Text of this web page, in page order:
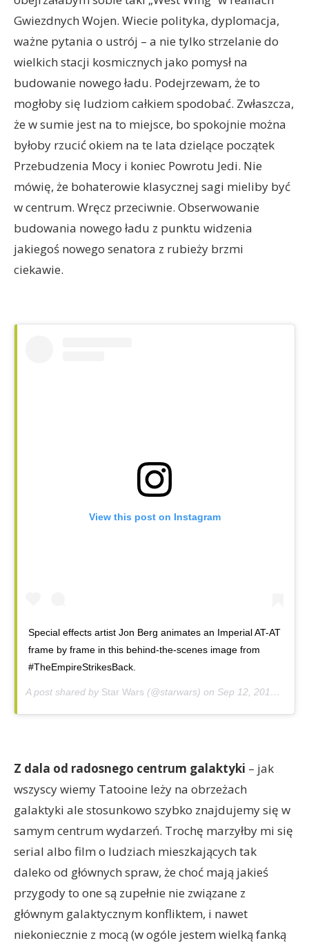
Gwiezdnych Wojen. Wiecie polityka, dyplomacja,
ważne pytania o ustrój – a nie tylko strzelanie do
wielkich stacji kosmicznych jako pomysł na
budowanie nowego ładu. Podejrzewam, że to
mogłoby się ludziom całkiem spodobać. Zwłaszcza,
że w sumie jest na to miejsce, bo spokojnie można
byłoby rzucić okiem na te lata dzielące początek
Przebudzenia Mocy i koniec Powrotu Jedi. Nie
mówię, że bohaterowie klasycznej sagi mieliby być
w centrum. Wręcz przeciwnie. Obserwowanie
budowania nowego ładu z punktu widzenia
jakiegoś nowego senatora z rubieży brzmi
ciekawie.
View this post on Instagram
Special effects artist Jon Berg animates an Imperial AT-AT
frame by frame in this behind-the-scenes image from
#TheEmpireStrikesBack.
A post shared by Star Wars (@starwars) on Sep 12, 2019 at 8:00am PDT
Z dala od radosnego centrum galaktyki – jak
wszyscy wiemy Tatooine leży na obrzeżach
galaktyki ale stosunkowo szybko znajdujemy się w
samym centrum wydarzeń. Trochę marzyłby mi się
serial albo film o ludziach mieszkających tak
daleko od głównych spraw, że choć mają jakieś
przygody to one są zupełnie nie związane z
głównym galaktycznym konfliktem, i nawet
niekoniecznie z mocą (w ogóle jestem wielką fanką